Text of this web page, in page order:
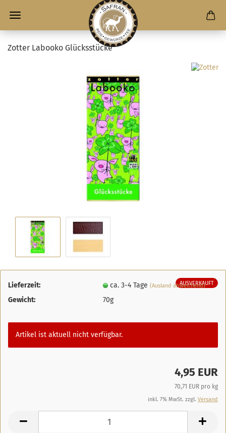
Zotter Labooko Glücksstücke
AUSVERKAUFT
Lieferzeit: ca. 3-4 Tage(Ausland abweichend)
Gewicht: 70g
Artikel ist aktuell nicht verfügbar.
4,95 EUR
70,71 EUR pro kg
inkl. 7% MwSt. zzgl. Versand